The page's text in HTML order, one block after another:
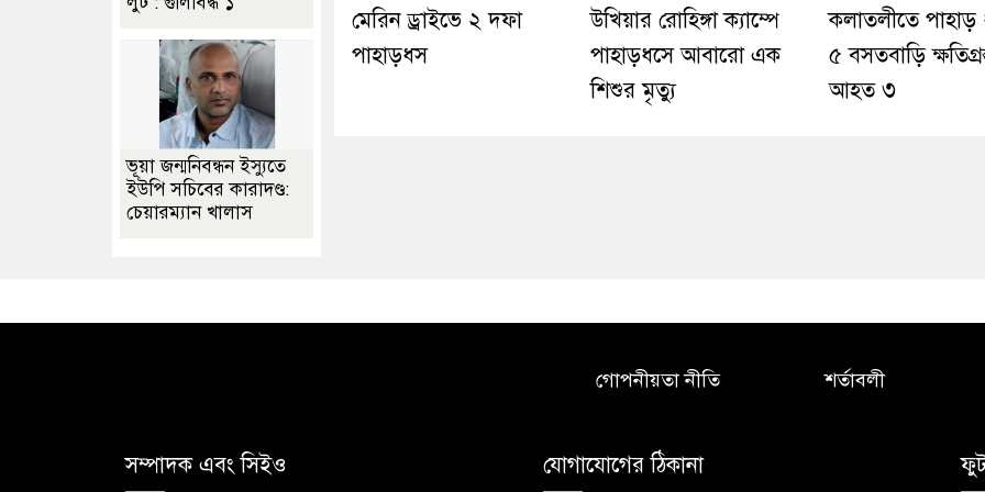
মেরিন ড্রাইভে ২ দফা
পাহাড়ধস
উখিয়ার রোহিঙ্গা ক্যাম্পে
পাহাড়ধসে আবারো এক
শিশুর মৃত্যু
কলাতলীতে পাহাড়
৫ বসতবাড়ি
আহত ৩
ভূয়া জন্মনিবন্ধন ইস্যুতে
ইউপি সচিবের কারাদণ্ড:
চেয়ারম্যান খালাস
গোপনীয়তা নীতি শর্তাবলী
সম্পাদক এবং সিইও যোগাযোগের ঠিকানা